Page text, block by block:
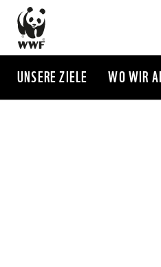
Direkt
zum
Inhalt
UNSERE ZIELE WO WIR